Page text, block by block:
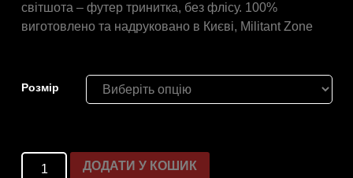
світшота – футер тринитка, без флісу. 100%
виготовлено та надруковано в Києві, Militant Zone
Розмiр
ДОДАТИ У КОШИК